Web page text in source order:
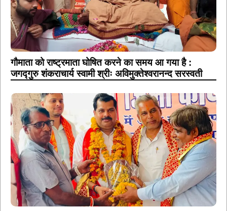
गौमाता को राष्ट्रमाता घोषित करने का समय आ गया है :
जगद्गुरु शंकराचार्य स्वामी श्रीः अविमुक्तेश्वरानन्द सरस्वती